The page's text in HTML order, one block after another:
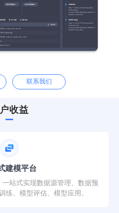
联系我们
收益
建模平台
站式实现数据源管理、数据预
练、模型评估、模型应用。